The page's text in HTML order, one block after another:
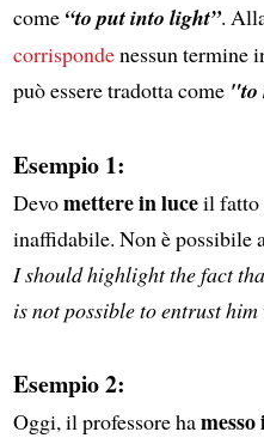
come “to put into light”.
corrispondenessun termine
può essere tradotta come "to
Esempio 1:
Devomettere in luceil fatto
inaffidabile. Non è possibile
I should highlight the fact
is not possible to entrust
Esempio 2:
Oggi, il professore ha